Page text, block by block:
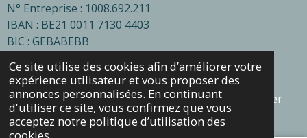
Ce site utilise des cookies afin d’améliorer votre
expérience utilisateur et vous proposer des
annonces personnalisées. En continuant
d'utiliser ce site, vous confirmez que vous
acceptez notre politique d’utilisation des
N° Entreprise : 1008.692.211
IBAN : BE21 0011 7130 4403
BIC : GEBABEBB
F
a
c
e
I
n
s
t
© 2024 - 2026 Terres & Papiers - Céramique et papier
Propulsé parWebador